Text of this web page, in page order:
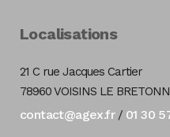
Localisations
21 C rue Jacques Cartier
78960 VOISINS LE
contact@agex.fr/ 01 30